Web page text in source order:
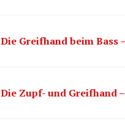
Die Greifhand beim Bass
Die Zupf- und Greifhand